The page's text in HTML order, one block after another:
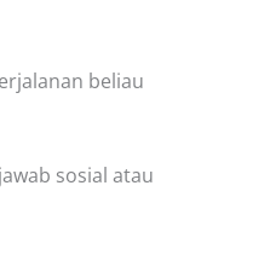
beliau
sosial atau